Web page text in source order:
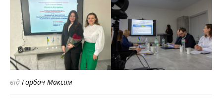
від Горбач Максим